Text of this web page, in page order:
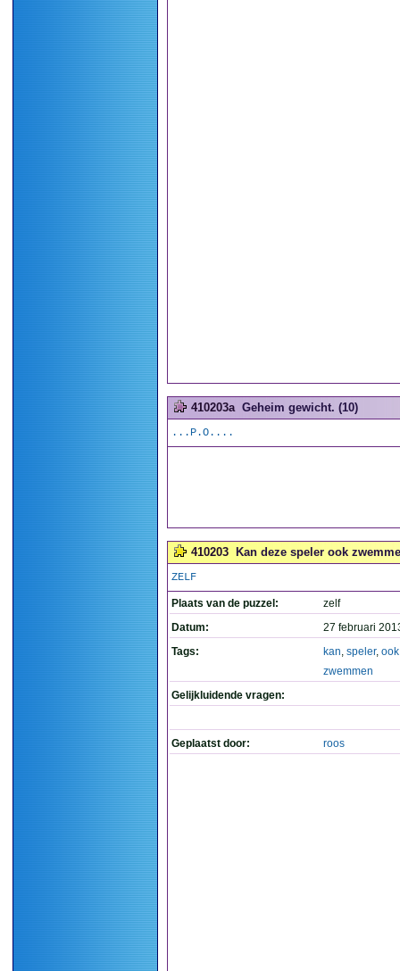
410203a Geheim gewicht. (10)
...P.O....
410203 Kan deze speler ook
ZELF
Plaats van de puzzel:
zelf
Datum:
27 februari
Tags:
kan, speler, ook
zwemmen
Gelijkluidende vragen:
Geplaatst door: roos